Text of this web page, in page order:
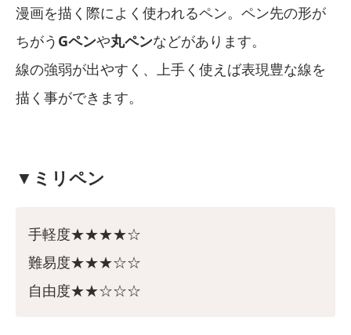
漫画を描く際によく使われるペン。ペン先の形が
ちがう Gペンや丸ペンなどがあります。
線の強弱が出やすく、上手く使えば表現豊な線を
描く事ができます。
▼ミリペン
手軽度★★★★☆
難易度★★★☆☆
自由度★★☆☆☆